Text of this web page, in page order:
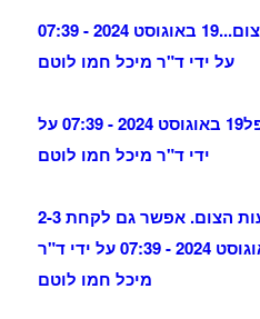
19 באוגוסט 2024 - 07:39
על ידי ד"ר מיכל חמו לוטם
19 באוגוסט 2024 - 07:39 על
ידי ד"ר מיכל חמו לוטם
ניתן לשנות את שעות הצום. אפשר גם לקחת 2-3
19 באוגוסט 2024 - 07:39 על ידי ד"ר
מיכל חמו לוטם